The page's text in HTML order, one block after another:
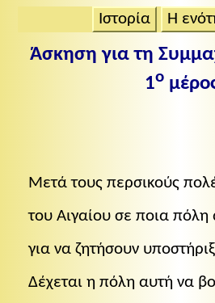
Ιστορία Η
Άσκηση για τη
1ο
Μετά τους περσικούς
του Αιγαίου σε ποια πόλη
για να ζητήσουν
Δέχεται η πόλη αυτή να